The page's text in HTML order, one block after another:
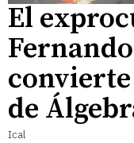
El
de
Ical